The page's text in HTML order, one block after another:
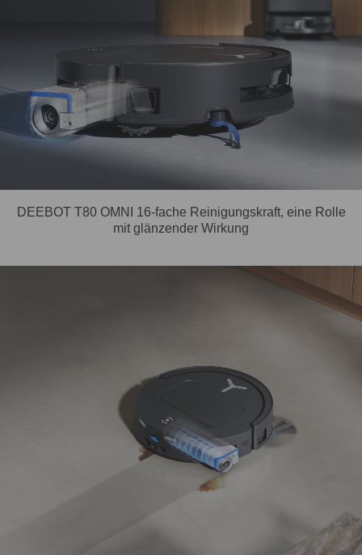
DEEBOT T80 OMNI 16-fache Reinigungskraft, eine Rolle
mit glänzender Wirkung